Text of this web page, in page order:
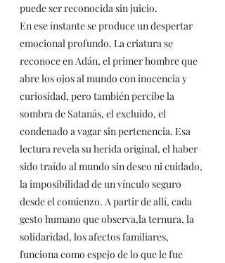
puede ser reconocida sin juicio.
En ese instante se produce un despertar
emocional profundo. La criatura se
reconoce en Adán, el primer hombre que
abre los ojos al mundo con inocencia y
curiosidad, pero también percibe la
sombra de Satanás, el excluido, el
condenado a vagar sin pertenencia. Esa
lectura revela su herida original, el haber
sido traído al mundo sin deseo ni cuidado,
la imposibilidad de un vínculo seguro
desde el comienzo. A partir de allí, cada
gesto humano que observa,la ternura, la
solidaridad, los afectos familiares,
funciona como espejo de lo que le fue